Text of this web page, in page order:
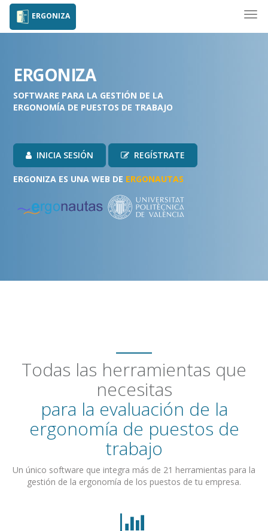
ERGONIZA
ERGONIZA
SOFTWARE PARA LA GESTIÓN DE LA
ERGONOMÍA DE PUESTOS DE TRABAJO
INICIA SESIÓN REGÍSTRATE
ERGONIZA ES UNA WEB DE ERGONAUTAS
Todas las herramientas que
necesitas
para la evaluación de la
ergonomía de puestos de
trabajo
Un único software que integra más de 21 herramientas para la
gestión de la ergonomía de los puestos de tu empresa.